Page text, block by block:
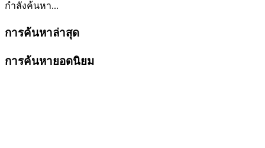
กำลังค้นหา...
การค้นหาล่าสุด
การค้นหายอดนิยม